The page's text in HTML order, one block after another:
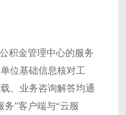
积金管理中心的服务
位基础信息核对工
、业务咨询解答均通
”客户端与“云服